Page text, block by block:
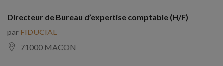
Directeur de Bureau d’expertise comptable (H/F)
par FIDUCIAL
71000 MACON